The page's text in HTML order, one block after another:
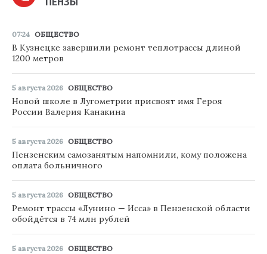
07:24 ОБЩЕСТВО
В Кузнецке завершили ремонт теплотрассы длиной
1200 метров
5 августа 2026 ОБЩЕСТВО
Новой школе в Лугометрии присвоят имя Героя
России Валерия Канакина
5 августа 2026 ОБЩЕСТВО
Пензенским самозанятым напомнили, кому положена
оплата больничного
5 августа 2026 ОБЩЕСТВО
Ремонт трассы «Лунино — Исса» в Пензенской области
обойдётся в 74 млн рублей
5 августа 2026 ОБЩЕСТВО